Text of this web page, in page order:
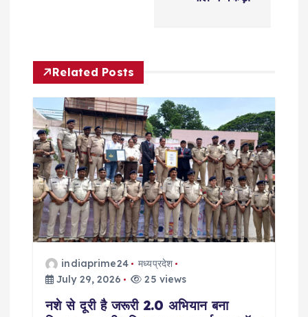
v
g
a
t
Related Posts
indiaprime24
मध्यप्रदेश
July 29, 2026
25 views
नशे से दूरी है जरूरी 2.0 अभियान बना